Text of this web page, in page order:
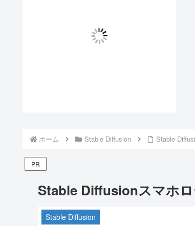
ホーム Stable Diffusion Stable
PR
Stable Diffusionスマホ
Stable Diffusion